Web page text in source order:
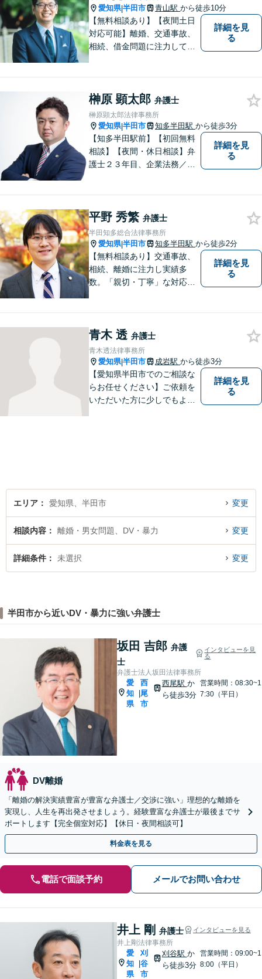
愛知県|半田市 青山駅 から徒歩10分
【無料相談あり】【夜間土日
対応可能】離婚、交通事故、
相続、借金問題に注力してお
詳細を見
る
榊原 顕太郎 弁護士
榊原顕太郎法律事務所
愛知県|半田市 知多半田駅 から徒歩3分
【知多半田駅前】【初回無料
相談】【夜間・休日相談】弁
護士２３年目、企業法務／交
護士が、事業経営を強力サポ
ートいたします！【ネット予
約可】【駐車場あり】【見積
無料】
詳細を見
る
平野 秀繁 弁護士
半田知多総合法律事務所
愛知県|半田市 知多半田駅 から徒歩2分
【無料相談あり】交通事故、
相続、離婚に注力し実績多
数。「親切・丁寧」な対応
詳細を見
る
青木 透 弁護士
青木透法律事務所
愛知県|半田市 成岩駅 から徒歩3分
【愛知県半田市でのご相談な
らお任せください】ご依頼を
いただいた方に少しでもよい
詳細を見
る
エリア 愛知県、半田市 変更
相談内容 離婚・男女問題、DV・暴力 変更
詳細条件 未選択 変更
半田市から近いDV・暴力に強い弁護士
坂田 吉郎 弁護
士
インタビューを見
る
弁護士法人坂田法律事務所
愛
知
県
西
尾
市
西尾駅 か
ら徒歩3分
営業時間：08:30~1
7:30（平日）
DV離婚
「離婚の解決実績豊富が豊富な弁護士／交渉に強い」理想的な離婚を
実現し、人生を再出発させましょう。経験豊富な弁護士が最後までサ
ポートします【完全個室対応】【休日・夜間相談可】
料金表を見る
電話で面談予約 メールでお問い合わせ
井上 剛 弁護士 インタビューを見る
井上剛法律事務所
愛
知
県
刈
谷
市
刈谷駅 か
ら徒歩3分
営業時間：09:00~1
8:00（平日）